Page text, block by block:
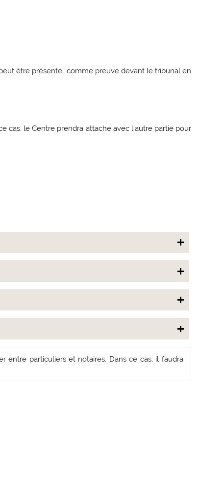
être présenté comme preuve devant le tribunal en
cas, le Centre prendra attache avec l’autre partie pour
entre particuliers et notaires. Dans ce cas, il faudra